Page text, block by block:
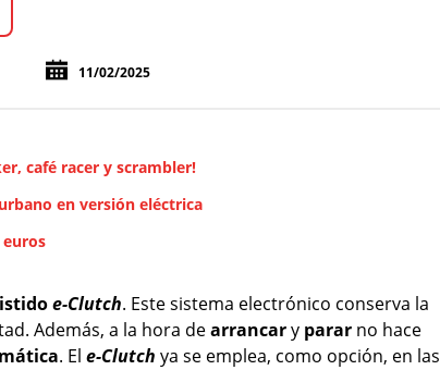
11/02/2025
café racer y scrambler!
en versión eléctrica
euros
e-Clutch. Este sistema electrónico conserva la
Además, a la hora dearrancary parar no hace
. El e-Clutch ya se emplea, como opción, en las